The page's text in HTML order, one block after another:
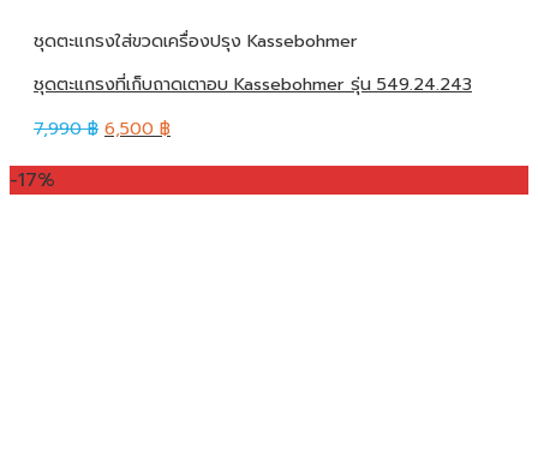
ชุดตะแกรงใส่ขวดเครื่องปรุง Kassebohmer
ชุดตะแกรงที่เก็บถาดเตาอบ Kassebohmer รุ่น 549.24.243
7,990฿ 6,500 ฿
-17%